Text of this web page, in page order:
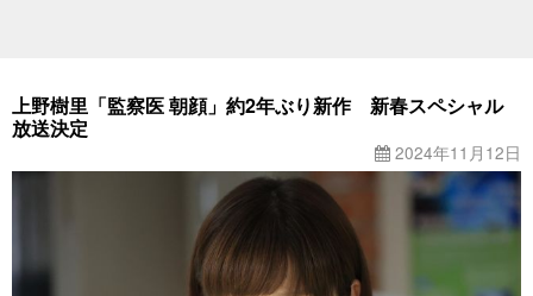
上野樹里「監察医 朝顔」約2年ぶり新作 新春スペシャル
放送決定
2024年11月12日